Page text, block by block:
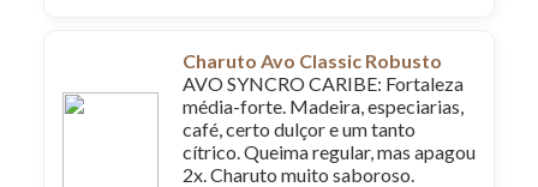
Charuto Avo Classic Robusto
AVO SYNCRO CARIBE: Fortaleza
média-forte. Madeira, especiarias,
café, certo dulçor e um tanto
cítrico. Queima regular, mas apagou
2x. Charuto muito saboroso.